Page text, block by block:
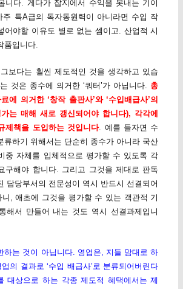
니다. 게다가 잡지에서 수익을 못내는 기이
주 특A급의 독자동원력이 아니라면 수입 작
어야할 이유도 별로 없는 셈이고. 산업적 시
품입니다.
보다는 훨씬 제도적인 것을 생각하고 있습
것은 종수에 의거한 ‘쿼터’가 아닙니다. 총
에 의거한 ‘창작 출판사’와 ‘수입배급사’의
는 매해 새로 갱신되어야 합니다), 각각에
제책을 도입하는 것입니다. 예를 들자면 수
류하기 위해서는 단순히 종수가 아니라 국산
중 자체를 입체적으로 평가할 수 있도록 각
구해야 합니다. 그리고 그것을 제대로 판독
담당부서의 전문성이 역시 반드시 선결되어
, 애초에 그것을 평가할 수 있는 객관적 기
해서 만들어 내는 것도 역시 선결과제입니
하는 것이 아닙니다. 영업은, 지들 맘대로 하
의 결과로 ‘수입 배급사’로 분류되어버린다
대상으로 하는 각종 제도적 혜택에서는 제